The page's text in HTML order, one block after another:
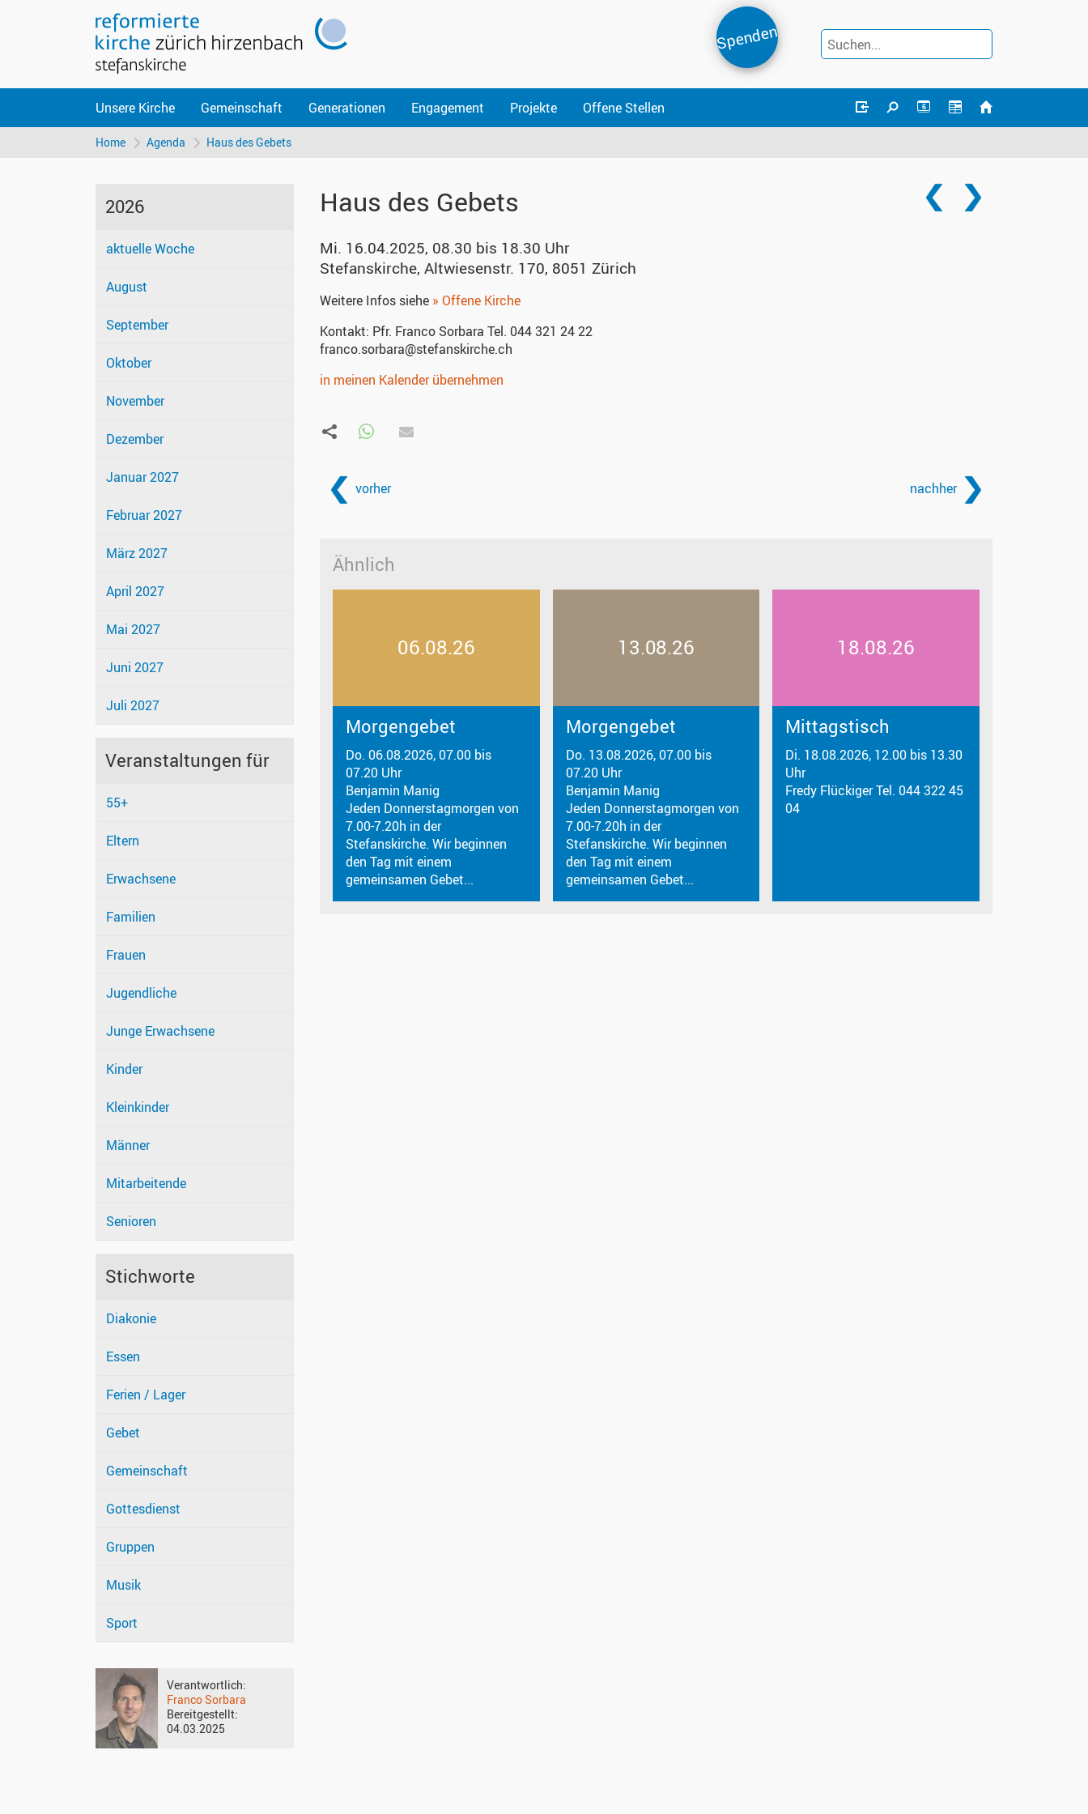
Spenden
6
Unsere Kirche Gemeinschaft Generationen Engagement Projekte Offene Stellen
Home Agenda Haus des Gebets
2026
aktuelle Woche
August
September
Oktober
November
Dezember
Januar 2027
Februar 2027
März 2027
April 2027
Mai 2027
Juni 2027
Juli 2027
Veranstaltungen für
55+
Eltern
Erwachsene
Familien
Frauen
Jugendliche
Junge Erwachsene
Kinder
Kleinkinder
Männer
Mitarbeitende
Senioren
Stichworte
Diakonie
Essen
Ferien / Lager
Gebet
Gemeinschaft
Gottesdienst
Gruppen
Musik
Sport
Verantwortlich:
Franco Sorbara
Bereitgestellt:
04.03.2025
Haus des Gebets
Mi. 16.04.2025, 08.30 bis 18.30 Uhr
Stefanskirche, Altwiesenstr. 170, 8051 Zürich
Weitere Infos siehe » Offene Kirche
Kontakt: Pfr. Franco Sorbara Tel. 044 321 24 22
franco.sorbara@stefanskirche.ch
in meinen Kalender übernehmen
vorher nachher
Ähnlich
06.08.26
Morgengebet
Do. 06.08.2026, 07.00 bis
07.20 Uhr
Benjamin Manig
Jeden Donnerstagmorgen von
7.00-7.20h in der
Stefanskirche. Wir beginnen
den Tag mit einem
gemeinsamen Gebet...
13.08.26
Morgengebet
Do. 13.08.2026, 07.00 bis
07.20 Uhr
Benjamin Manig
Jeden Donnerstagmorgen von
7.00-7.20h in der
Stefanskirche. Wir beginnen
den Tag mit einem
gemeinsamen Gebet...
18.08.26
Mittagstisch
Di. 18.08.2026, 12.00 bis 13.30
Uhr
Fredy Flückiger Tel. 044 322 45
04